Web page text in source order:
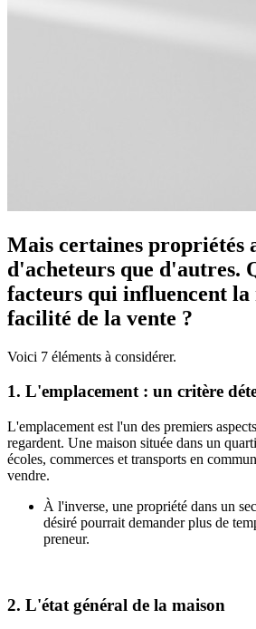
Mais certaines propriétés
d'acheteurs que d'autres.
facteurs qui influencent
facilité de la vente ?
Voici 7 éléments à considérer.
1. L'emplacement : un critère
L'emplacement est l'un des premiers
regardent. Une maison située dans un
écoles, commerces et transports en
vendre.
À l'inverse, une propriété dans un
désiré pourrait demander plus de
preneur.
2. L'état général de la maison